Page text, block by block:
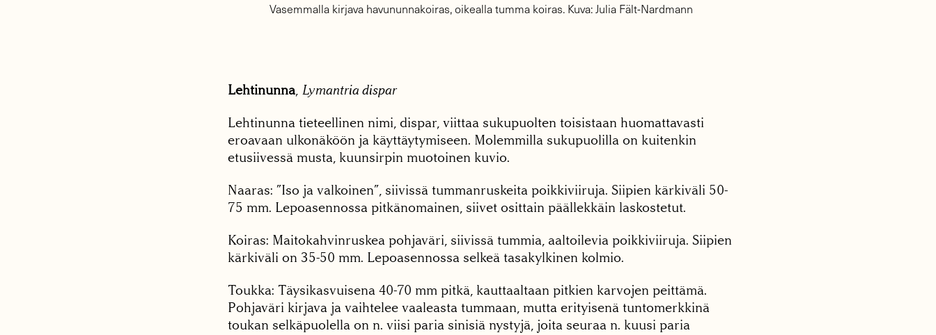
Vasemmalla kirjava havununnakoiras, oikealla tumma koiras. Kuva: Julia Fält-Nardmann
Lehtinunna, Lymantria dispar
Lehtinunna tieteellinen nimi, dispar, viittaa sukupuolten toisistaan huomattavasti
eroavaan ulkonäköön ja käyttäytymiseen. Molemmilla sukupuolilla on kuitenkin
etusiivessä musta, kuunsirpin muotoinen kuvio.
Naaras: ”Iso ja valkoinen”, siivissä tummanruskeita poikkiviiruja. Siipien kärkiväli 50-
75 mm. Lepoasennossa pitkänomainen, siivet osittain päällekkäin laskostetut.
Koiras: Maitokahvinruskea pohjaväri, siivissä tummia, aaltoilevia poikkiviiruja. Siipien
kärkiväli on 35-50 mm. Lepoasennossa selkeä tasakylkinen kolmio.
Toukka: Täysikasvuisena 40-70 mm pitkä, kauttaaltaan pitkien karvojen peittämä.
Pohjaväri kirjava ja vaihtelee vaaleasta tummaan, mutta erityisenä tuntomerkkinä
toukan selkäpuolella on n. viisi paria sinisiä nystyjä, joita seuraa n. kuusi paria